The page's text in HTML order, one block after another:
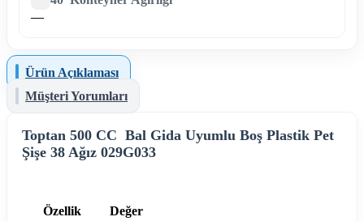
—
Ürün Açıklaması
Müşteri Yorumları
Toptan 500 CC Bal Gida Uyumlu Boş Plastik Pet
Şişe 38 Ağız 029G033
Özellik
Değer